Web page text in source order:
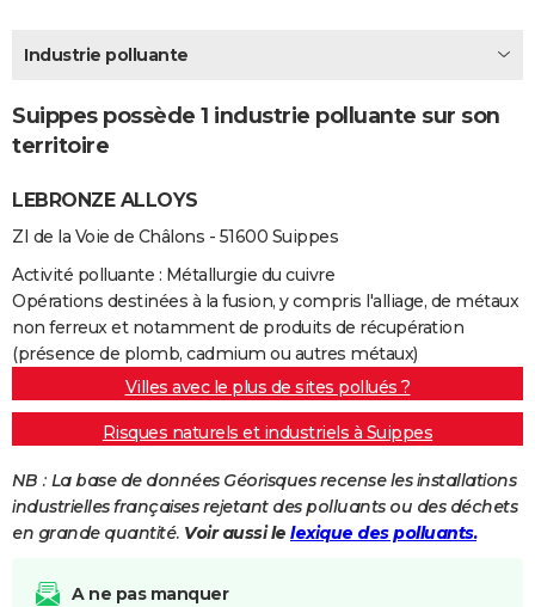
BONS PLANS
Dictionnaire
Biographies
Citations
Expressions
Proverbes
PROGRAMME TV
COPAINS D'AVANT
S'inscrire
Se connecter
Lycées
Collèges
Primaires
Universités
Entreprises
Service militaire
Avis de recherche
AVIS DE DÉCÈS
FORUM
Industrie polluante
Suippes possède 1 industrie polluante sur son
territoire
LEBRONZE ALLOYS
ZI de la Voie de Châlons - 51600 Suippes
Activité polluante : Métallurgie du cuivre
Opérations destinées à la fusion, y compris l'alliage, de métaux
non ferreux et notamment de produits de récupération
(présence de plomb, cadmium ou autres métaux)
Villes avec le plus de sites pollués ?
Risques naturels et industriels à Suippes
NB : La base de données Géorisques recense les installations
industrielles françaises rejetant des polluants ou des déchets
en grande quantité. Voir aussi le lexique des polluants.
A ne pas manquer